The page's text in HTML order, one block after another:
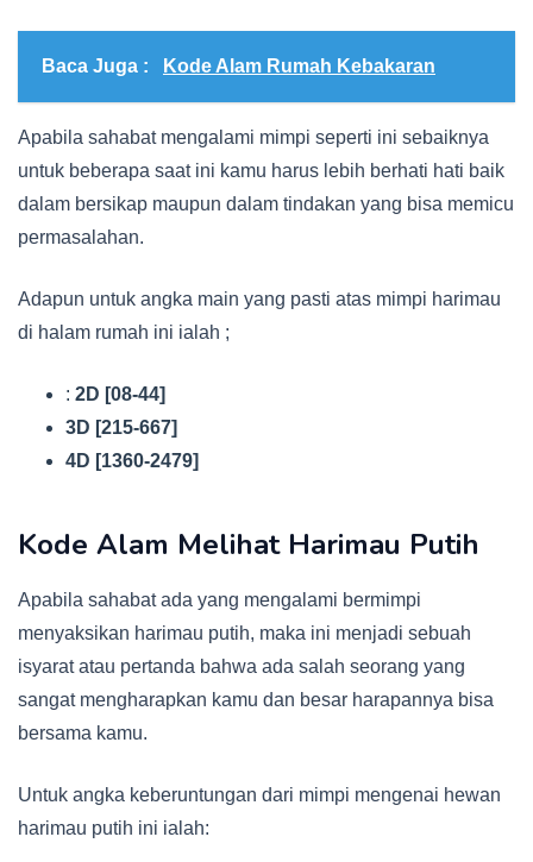
Baca Juga : Kode Alam Rumah Kebakaran
Apabila sahabat mengalami mimpi seperti ini sebaiknya
untuk beberapa saat ini kamu harus lebih berhati hati baik
dalam bersikap maupun dalam tindakan yang bisa memicu
permasalahan.
Adapun untuk angka main yang pasti atas mimpi harimau
di halam rumah ini ialah ;
: 2D [08-44]
3D [215-667]
4D [1360-2479]
Kode Alam Melihat Harimau Putih
Apabila sahabat ada yang mengalami bermimpi
menyaksikan harimau putih, maka ini menjadi sebuah
isyarat atau pertanda bahwa ada salah seorang yang
sangat mengharapkan kamu dan besar harapannya bisa
bersama kamu.
Untuk angka keberuntungan dari mimpi mengenai hewan
harimau putih ini ialah: